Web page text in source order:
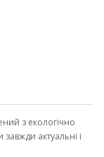
з екологічно
актуальні і